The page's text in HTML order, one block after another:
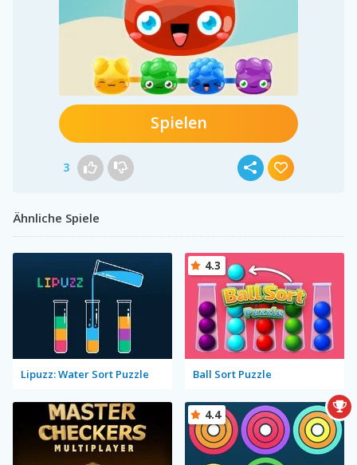
Spielen
3
Ähnliche Spiele
Lipuzz: Water Sort Puzzle Ball Sort Puzzle
4.3
4.4